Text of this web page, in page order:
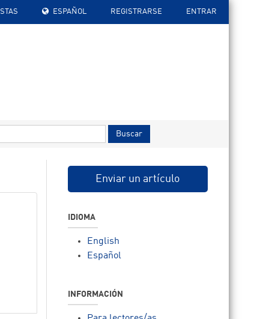
ESPAÑOL REGISTRARSE ENTRAR
Buscar
Enviar un artículo
IDIOMA
English
Español
INFORMACIÓN